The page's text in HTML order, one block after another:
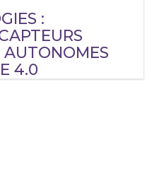
:
AUTONOMES
4.0